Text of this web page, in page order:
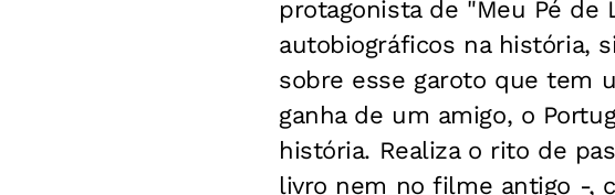
protagonista de "Meu Pé de
autobiográficos na história,
sobre esse garoto que tem
ganha de um amigo, o
história. Realiza o rito de
livro nem no filme antigo -,